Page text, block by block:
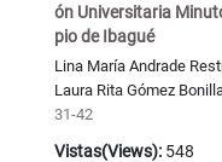
ón Universitaria
pio de Ibagué
Lina María Andrade
Laura Rita Gómez
31-42
Vistas(Views):548